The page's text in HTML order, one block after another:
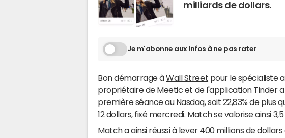
milliards de dollars.
Je m'abonne aux Infos à ne pas rater
Bon démarrage àWall Street pour le spécialiste
propriétaire de Meetic et de l'application Tinder
première séance au Nasdaq, soit 22,83% de plus
12 dollars, fixé mercredi. Match se valorise ainsi 3,5
Matcha ainsi réussi à lever 400 millions de